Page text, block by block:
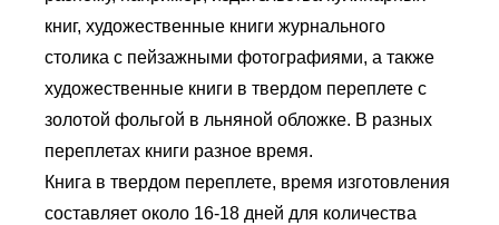
книг, художественные книги журнального
столика с пейзажными фотографиями, а также
художественные книги в твердом переплете с
золотой фольгой в льняной обложке. В разных
переплетах книги разное время.
Книга в твердом переплете, время изготовления
составляет около 16-18 дней для количества